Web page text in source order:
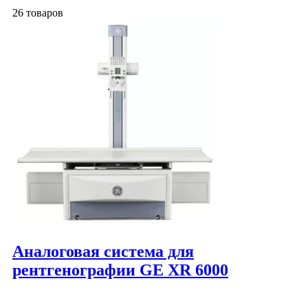
26 товаров
Аналоговая система для
рентгенографии GE XR 6000